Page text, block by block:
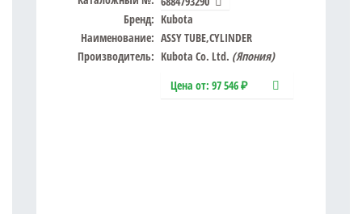
Бренд: Kubota
Наименование: ASSY TUBE,CYLINDER
Производитель: Kubota Co. Ltd. (Япония)
Цена от: 97 546 ₽